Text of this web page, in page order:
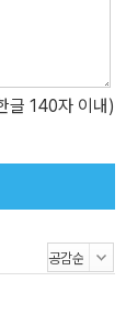
140자 이내)